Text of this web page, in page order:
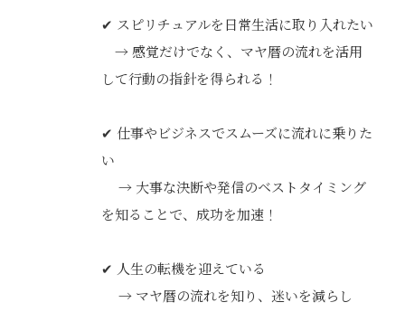
✔ スピリチュアルを日常生活に取り入れたい
→ 感覚だけでなく、マヤ暦の流れを活用
して行動の指針を得られる！
✔ 仕事やビジネスでスムーズに流れに乗りた
い
→ 大事な決断や発信のベストタイミング
を知ることで、成功を加速！
✔ 人生の転機を迎えている
→ マヤ暦の流れを知り、迷いを減らし